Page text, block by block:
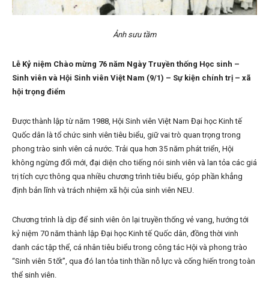
Ảnh sưu tầm
Lễ Kỷ niệm Chào mừng 76 năm Ngày Truyền thống Học sinh –
Sinh viên và Hội Sinh viên Việt Nam (9/1) – Sự kiện chính trị – xã
hội trọng điểm
Được thành lập từ năm 1988, Hội Sinh viên Việt Nam Đại học Kinh tế
Quốc dân là tổ chức sinh viên tiêu biểu, giữ vai trò quan trọng trong
phong trào sinh viên cả nước. Trải qua hơn 35 năm phát triển, Hội
không ngừng đổi mới, đại diện cho tiếng nói sinh viên và lan tỏa các giá
trị tích cực thông qua nhiều chương trình tiêu biểu, góp phần khẳng
định bản lĩnh và trách nhiệm xã hội của sinh viên NEU.
Chương trình là dịp để sinh viên ôn lại truyền thống vẻ vang, hướng tới
kỷ niệm 70 năm thành lập Đại học Kinh tế Quốc dân, đồng thời vinh
danh các tập thể, cá nhân tiêu biểu trong công tác Hội và phong trào
“Sinh viên 5 tốt”, qua đó lan tỏa tinh thần nỗ lực và cống hiến trong toàn
thể sinh viên.